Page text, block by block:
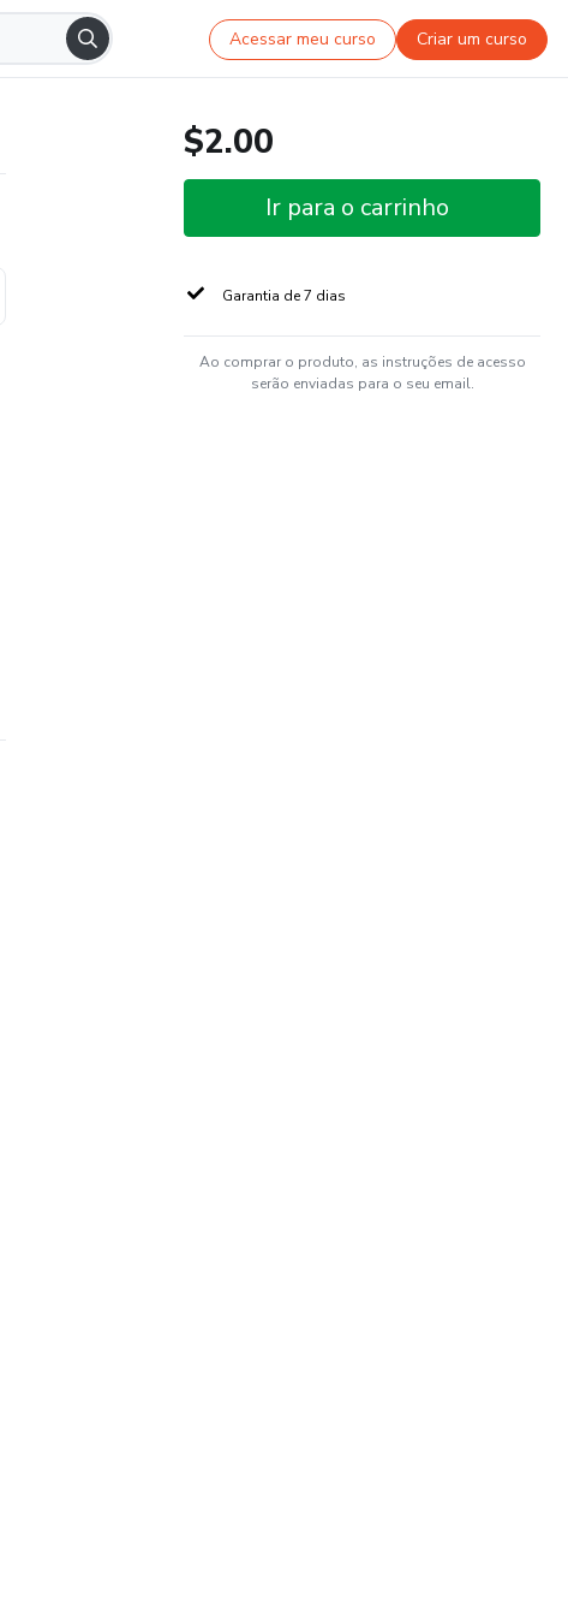
Acessar meu curso Criar um curso
$2.00
Ir para o carrinho
Garantia de 7 dias
Ao comprar o produto, as instruções de acesso
serão enviadas para o seu email.